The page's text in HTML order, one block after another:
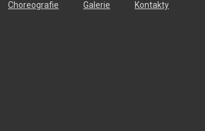
Choreografie Galerie Kontakty